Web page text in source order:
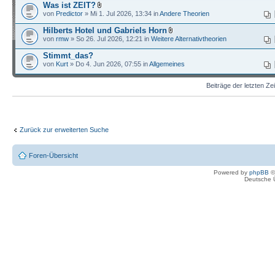
Was ist ZEIT?
von Predictor » Mi 1. Jul 2026, 13:34 inAndere Theorien
Hilberts Hotel und Gabriels Horn
von rmw » So 26. Jul 2026, 12:21 in Weitere Alternativtheorien
Stimmt_das?
von Kurt » Do 4. Jun 2026, 07:55 inAllgemeines
Beiträge der letzten
Zurück zur erweiterten Suche
Foren-Übersicht
Powered by phpBB
Deutsche